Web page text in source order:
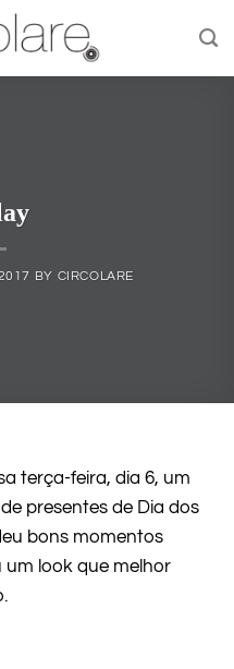
BY CIRCOLARE
terça-feira, dia 6, um
presentes de Dia dos
bons momentos
look que melhor